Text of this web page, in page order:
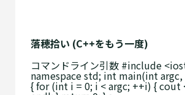
落穂拾い (C++をもう一度)
コマンドライン引数 #include
namespace std; int main(int
{ for (int i = 0; i < argc; ++i) { cout